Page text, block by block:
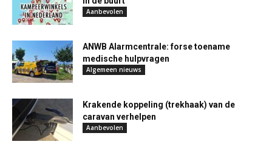
Aanbevolen
ANWB Alarmcentrale: forse toename
medische hulpvragen
Algemeen nieuws
Krakende koppeling (trekhaak) van de
caravan verhelpen
Aanbevolen